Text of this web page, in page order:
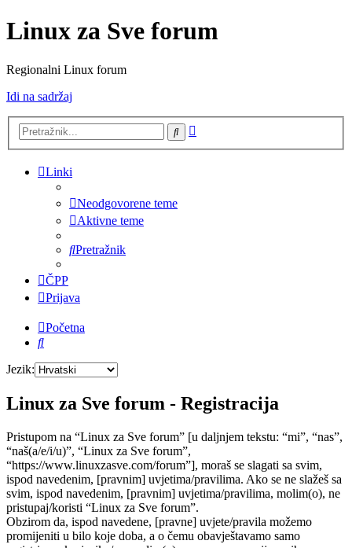
Linux za Sve forum
Regionalni Linux forum
Idi na sadržaj
Pretražnik
Linki
Neodgovorene teme
Aktivne teme
Pretražnik
ČPP
Prijava
Početna
Pretražnik
Jezik:
Linux za Sve forum - Registracija
Pristupom na “Linux za Sve forum” [u daljnjem tekstu: “mi”, “nas”,
“naš(a/e/i/u)”, “Linux za Sve forum”,
“https://www.linuxzasve.com/forum”], moraš se slagati sa svim,
ispod navedenim, [pravnim] uvjetima/pravilima. Ako se ne slažeš sa
svim, ispod navedenim, [pravnim] uvjetima/pravilima, molim(o), ne
pristupaj/koristi “Linux za Sve forum”.
Obzirom da, ispod navedene, [pravne] uvjete/pravila možemo
promijeniti u bilo koje doba, a o čemu obavještavamo samo